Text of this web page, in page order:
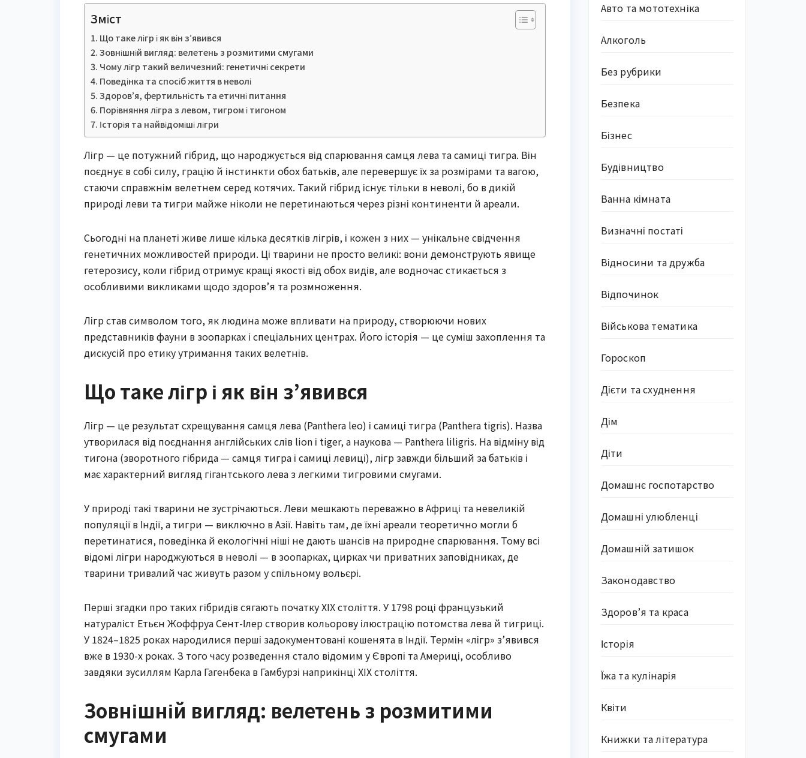
Зміст
Що таке лігр і як він з’явився
Зовнішній вигляд: велетень з розмитими смугами
Чому лігр такий величезний: генетичні секрети
Поведінка та спосіб життя в неволі
Здоров’я, фертильність та етичні питання
Порівняння лігра з левом, тигром і тигоном
Історія та найвідоміші лігри
Лігр — це потужний гібрид, що народжується від спарювання самця лева та самиці тигра. Він
поєднує в собі силу, грацію й інстинкти обох батьків, але перевершує їх за розмірами та вагою,
стаючи справжнім велетнем серед котячих. Такий гібрид існує тільки в неволі, бо в дикій
природі леви та тигри майже ніколи не перетинаються через різні континенти й ареали.
Сьогодні на планеті живе лише кілька десятків лігрів, і кожен з них — унікальне свідчення
генетичних можливостей природи. Ці тварини не просто великі: вони демонструють явище
гетерозису, коли гібрид отримує кращі якості від обох видів, але водночас стикається з
особливими викликами щодо здоров’я та розмноження.
Лігр став символом того, як людина може впливати на природу, створюючи нових
представників фауни в зоопарках і спеціальних центрах. Його історія — це суміш захоплення та
дискусій про етику утримання таких велетнів.
Що таке лігр і як він з’явився
Лігр — це результат схрещування самця лева (Panthera leo) і самиці тигра (Panthera tigris). Назва
утворилася від поєднання англійських слів lion і tiger, а наукова — Panthera liligris. На відміну від
тигона (зворотного гібрида — самця тигра і самиці левиці), лігр завжди більший за батьків і
має характерний вигляд гігантського лева з легкими тигровими смугами.
У природі такі тварини не зустрічаються. Леви мешкають переважно в Африці та невеликій
популяції в Індії, а тигри — виключно в Азії. Навіть там, де їхні ареали теоретично могли б
перетинатися, поведінка й екологічні ніші не дають шансів на природне спарювання. Тому всі
відомі лігри народжуються в неволі — в зоопарках, цирках чи приватних заповідниках, де
тварини тривалий час живуть разом у спільному вольєрі.
Перші згадки про таких гібридів сягають початку XIX століття. У 1798 році французький
натураліст Етьєн Жоффруа Сент-Ілер створив кольорову ілюстрацію потомства лева й тигриці.
У 1824–1825 роках народилися перші задокументовані кошенята в Індії. Термін «лігр» з’явився
вже в 1930-х роках. З того часу розведення стало відомим у Європі та Америці, особливо
завдяки зусиллям Карла Гагенбека в Гамбурзі наприкінці XIX століття.
Зовнішній вигляд: велетень з розмитими
смугами
Авто та мототехніка
Алкоголь
Без рубрики
Безпека
Бізнес
Будівництво
Ванна кімната
Визначні постаті
Відносини та дружба
Відпочинок
Військова тематика
Гороскоп
Дієти та схуднення
Дім
Діти
Домашнє госпотарство
Домашні улюбленці
Домашній затишок
Законодавство
Здоров’я та краса
Історія
Їжа та кулінарія
Квіти
Книжки та література